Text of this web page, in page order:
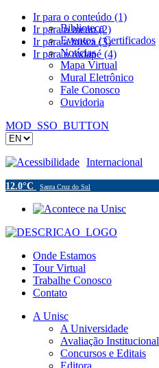
Ir para o conteúdo (1)
Ir para o menu (2)
Ir para a busca (3)
Ir para o rodapé (4)
Biblioteca
Eventos / Certificados
Notícias
Mapa Virtual
Mural Eletrônico
Fale Conosco
Ouvidoria
MOD_SSO_BUTTON
Acessibilidade Internacional
12.0°C Santa Cruz do Sul
Onde Estamos
Tour Virtual
Trabalhe Conosco
Contato
A Unisc
A Universidade
Avaliação Institucional
Concursos e Editais
Editora